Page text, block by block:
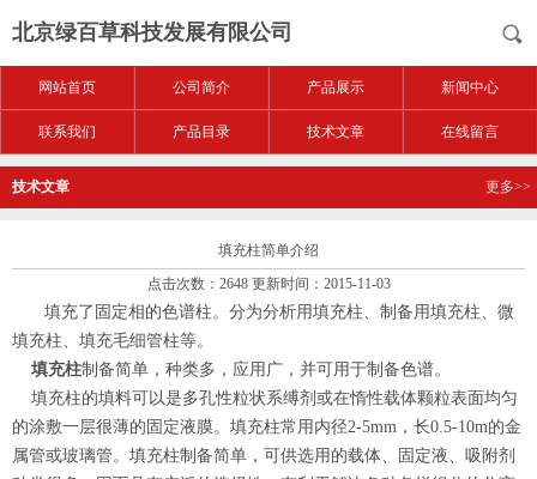
北京绿百草科技发展有限公司
网站首页 公司简介 产品展示 新闻中心
联系我们 产品目录 技术文章 在线留言
技术文章 更多>>
填充柱简单介绍
点击次数：2648 更新时间：2015-11-03
填充了固定相的色谱柱。分为分析用填充柱、制备用填充柱、微
填充柱、填充毛细管柱等。
填充柱制备简单，种类多，应用广，并可用于制备色谱。
填充柱的填料可以是多孔性粒状系缚剂或在惰性载体颗粒表面均匀
的涂敷一层很薄的固定液膜。填充柱常用内径2-5mm ，长0.5-10m的金
属管或玻璃管。填充柱制备简单，可供选用的载体、固定液、吸附剂